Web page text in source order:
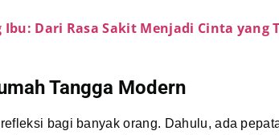
Ibu: Dari Rasa Sakit Menjadi Cinta yang
Tangga Modern
bagi banyak orang. Dahulu, ada